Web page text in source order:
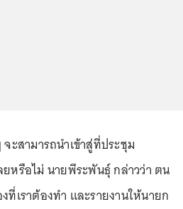
ะสามารถนำเข้าสู่ที่ประชุม
หรือไม่ นายพีระพันธ์ุ กล่าวว่า ตน
ที่เราต้องทำ และรายงานให้นายก